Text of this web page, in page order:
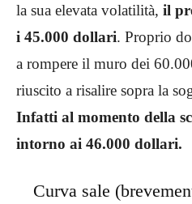
la sua elevata volatilità, il
i 45.000 dollari. Proprio
a rompere il muro dei
riuscito a risalire sopra la
Infatti al momento della
intorno ai 46.000 dollari.
Curva sale